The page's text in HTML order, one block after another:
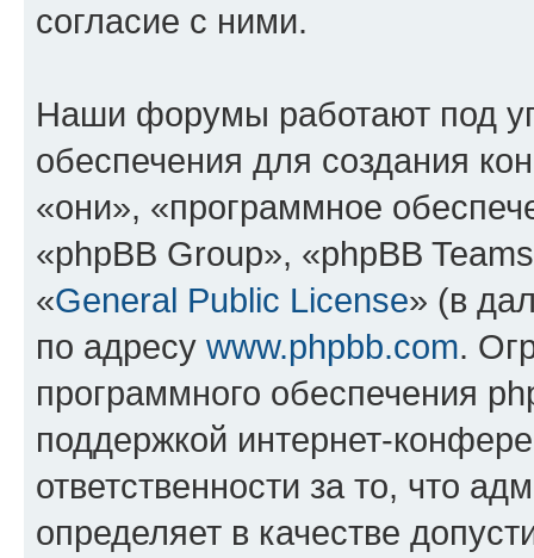
согласие с ними.
Наши форумы работают под
обеспечения для создания
«они», «программное
«phpBB Group», «phpBB
«General Public License» (в
по адресу www.phpbb.com.
программного обеспечения
поддержкой интернет-
ответственности за то, что
определяет в качестве